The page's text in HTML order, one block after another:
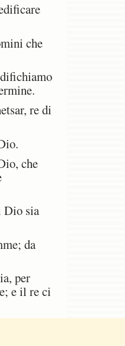
che
re di
che
Dio sia
da
per
e il re ci